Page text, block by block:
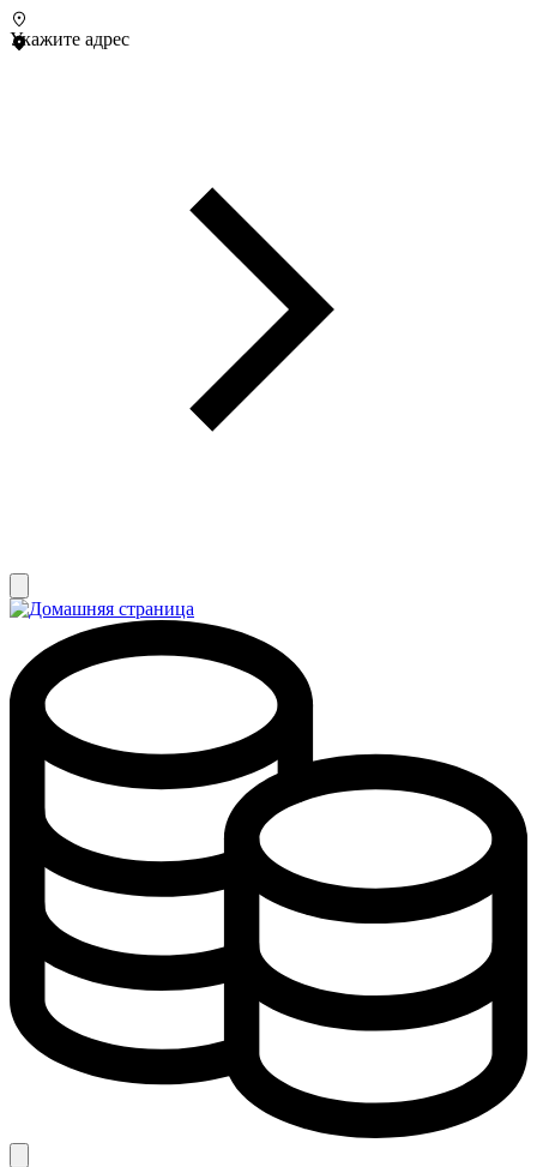
Укажите адрес